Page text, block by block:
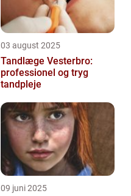
03 august 2025
Tandlæge Vesterbro:
professionel og tryg
tandpleje
09 juni 2025